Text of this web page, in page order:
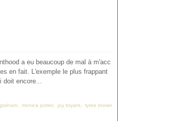
a eu beaucoup de mal à m'acc
en fait. L'exemple le plus frappant
doit encore...
monica potter, joy bryant tyree brown